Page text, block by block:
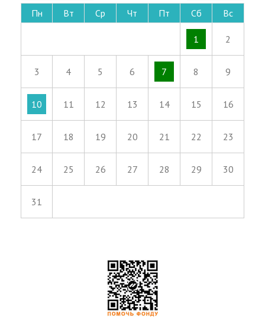
Пн Вт Ср Чт Пт Сб Вс
1 2
3 4 5 6 7 8 9
10 11 12 13 14 15 16
17 18 19 20 21 22 23
24 25 26 27 28 29 30
31